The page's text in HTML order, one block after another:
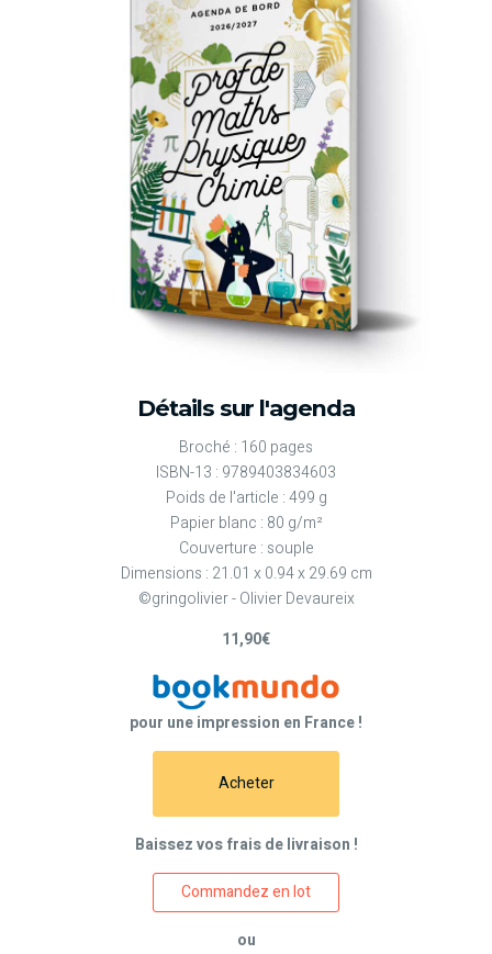
Détails sur l'agenda
Broché : 160 pages
ISBN-13 : 9789403834603
Poids de l'article : 499 g
Papier blanc : 80 g/m²
Couverture : souple
Dimensions : 21.01 x 0.94 x 29.69 cm
©gringolivier - Olivier Devaureix
11,90€
pour une impression en France !
Acheter
Baissez vos frais de livraison !
Commandez en lot
ou